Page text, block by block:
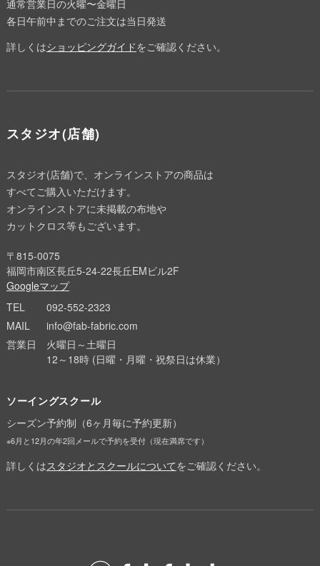
通常営業日の火曜〜金曜日
各日午前中までのご注文は当日発送
詳しくはショッピングガイドをご確認ください。
スタジオ(店舗)
スタジオ(店舗)で、オンラインストアの商品は
すべてご購入いただけます。
オンラインストアに未掲載の布地や
カットクロス等もございます。
〒815-0075
福岡市南区長丘5-24-22長丘EMビル2F
Googleマップ
TEL
092-552-2323
MAIL
info@fab-fabric.com
営業日
火曜日～土曜日
12～18時 (日曜・月曜・祝祭日は休業）
ソーイングスクール
シーズン予約制（6ヶ月毎に予約更新）
※6月と12月の年2回メールで予約を受付（現在満席です）
詳しくはスタジオとスクールについてをご確認ください。